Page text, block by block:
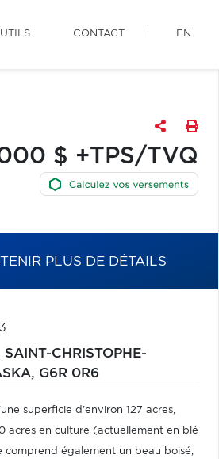
CONTACT EN
$ +TPS/TVQ
PLUS DE DÉTAILS
SAINT-CHRISTOPHE-
G6R 0R6
superficie d'environ 127 acres,
acres en culture (actuellement en blé
comprend également un beau boisé,